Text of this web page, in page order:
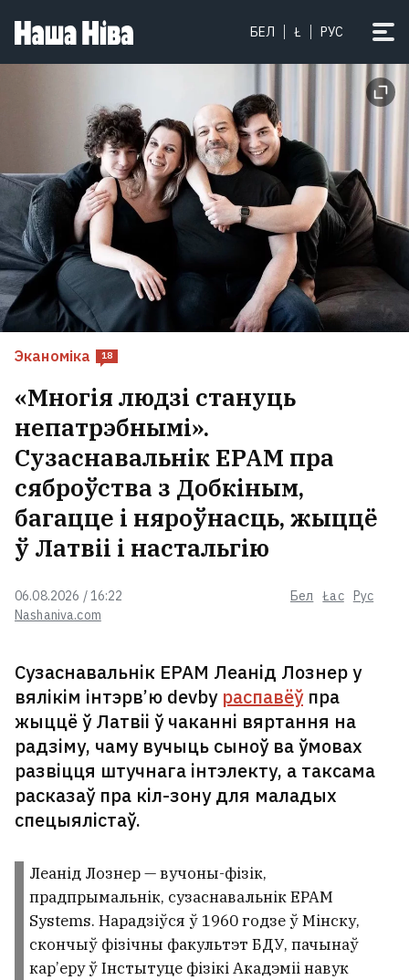
БЕЛ Ł РУС
Эканоміка 18
Nashaniva.com
06.08.2026 / 16:22 Бел Łac Рус
«Многія людзі стануць
непатрэбнымі».
Сузаснавальнік EPAM пра
сяброўства з Добкіным,
багацце і няроўнасць, жыццё
ў Латвіі і настальгію
Сузаснавальнік EPAM Леанід Лознер у
вялікім інтэрв’ю devby распавёўпра
жыццё ў Латвіі ў чаканні вяртання на
радзіму, чаму вучыць сыноў ва ўмовах
развіцця штучнага інтэлекту, а таксама
расказаў пра кіл-зону для маладых
спецыялістаў.
Леанід Лознер — вучоны-фізік,
прадпрымальнік, сузаснавальнік EPAM
Systems. Нарадзіўся ў 1960 годзе ў Мінску,
скончыў фізічны факультэт БДУ, пачынаў
кар’еру ў Інстытуце фізікі Акадэміі навук